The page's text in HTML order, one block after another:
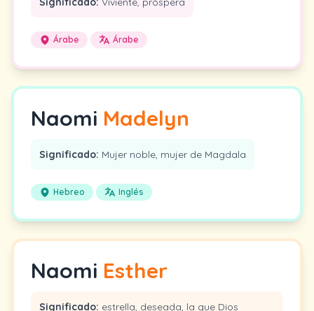
Árabe Árabe
Naomi Madelyn
Significado: Mujer noble, mujer de Magdala
Hebreo Inglés
Naomi Esther
Significado: estrella, deseada, la que Dios